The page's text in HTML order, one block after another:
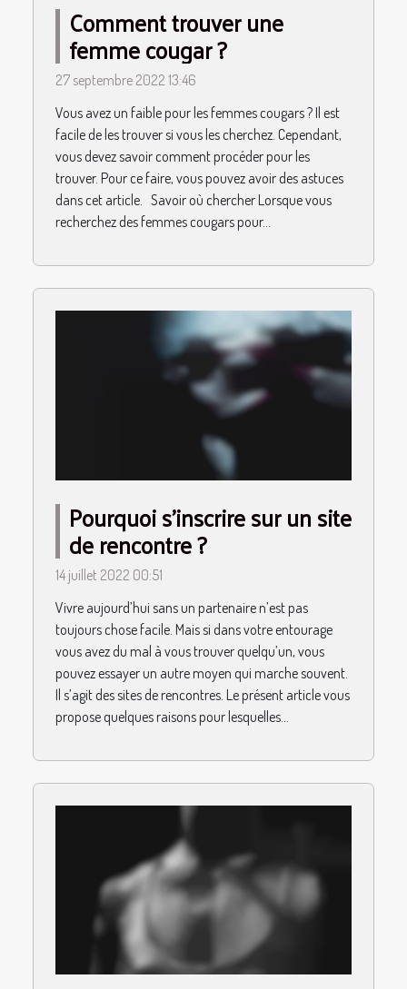
Comment trouver une
femme cougar ?
27 septembre 2022 13:46
Vous avez un faible pour les femmes cougars ? Il est
facile de les trouver si vous les cherchez. Cependant,
vous devez savoir comment procéder pour les
trouver. Pour ce faire, vous pouvez avoir des astuces
dans cet article. Savoir où chercher Lorsque vous
recherchez des femmes cougars pour...
Pourquoi s’inscrire sur un site
de rencontre ?
14 juillet 2022 00:51
Vivre aujourd’hui sans un partenaire n’est pas
toujours chose facile. Mais si dans votre entourage
vous avez du mal à vous trouver quelqu’un, vous
pouvez essayer un autre moyen qui marche souvent.
Il s’agit des sites de rencontres. Le présent article vous
propose quelques raisons pour lesquelles...